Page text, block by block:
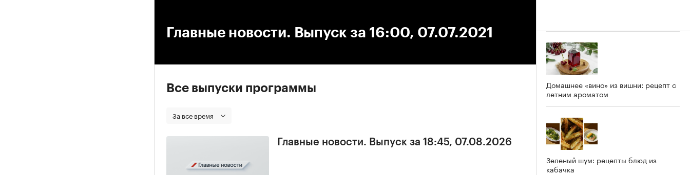
Главные новости. Выпуск за 16:00, 07.07.2021
Все выпуски программы
За все время
Главные новости. Выпуск за 18:45, 07.08.2026
Домашнее «вино» из вишни: рецепт с
летним ароматом
Зеленый шум: рецепты блюд из
кабачка